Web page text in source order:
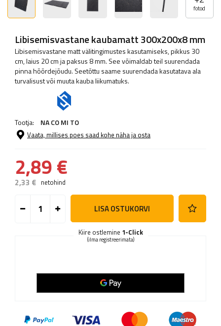
fotod
Libisemisvastane kaubamatt 300x200x8 mm
Libisemisvastane matt välitingimustes kasutamiseks, pikkus 30
cm, laius 20 cm ja paksus 8 mm. See võimaldab teil suurendada
pinna hõõrdejõudu. Seetõttu saame suurendada kasutatava ala
turvalisust või muuta kauba liikumatuks.
Tootja: NA CO MI TO
Vaata, millises poes saad kohe näha ja osta
2,89 €
2,33 € netohind
LISA OSTUKORVI
Kiire ostlemine 1-Click
(ilma registreerimata)